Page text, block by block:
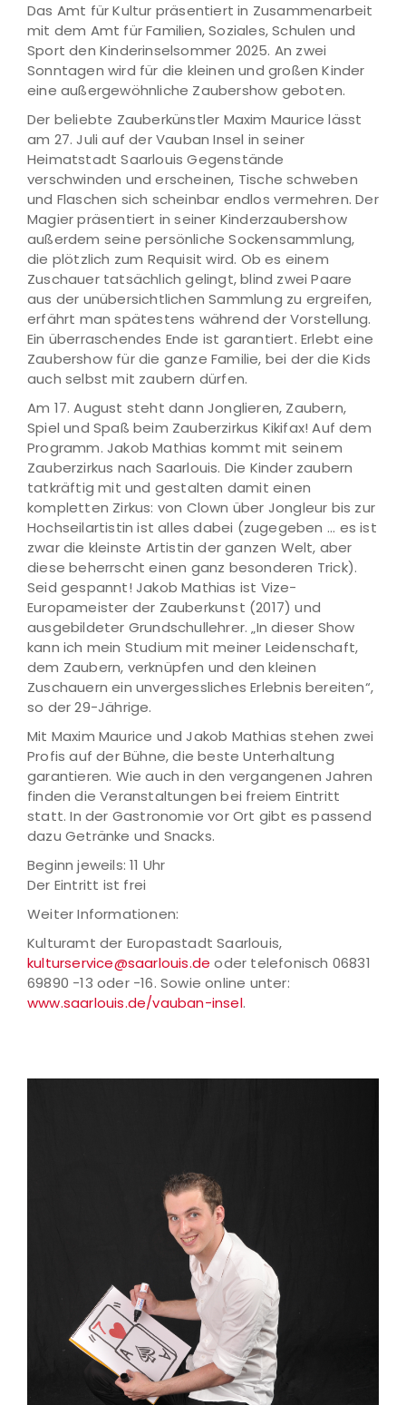
Das Amt für Kultur präsentiert in Zusammenarbeit
mit dem Amt für Familien, Soziales, Schulen und
Sport den Kinderinselsommer 2025. An zwei
Sonntagen wird für die kleinen und großen Kinder
eine außergewöhnliche Zaubershow geboten.
Der beliebte Zauberkünstler Maxim Maurice lässt
am 27. Juli auf der Vauban Insel in seiner
Heimatstadt Saarlouis Gegenstände
verschwinden und erscheinen, Tische schweben
und Flaschen sich scheinbar endlos vermehren. Der
Magier präsentiert in seiner Kinderzaubershow
außerdem seine persönliche Sockensammlung,
die plötzlich zum Requisit wird. Ob es einem
Zuschauer tatsächlich gelingt, blind zwei Paare
aus der unübersichtlichen Sammlung zu ergreifen,
erfährt man spätestens während der Vorstellung.
Ein überraschendes Ende ist garantiert. Erlebt eine
Zaubershow für die ganze Familie, bei der die Kids
auch selbst mit zaubern dürfen.
Am 17. August steht dann Jonglieren, Zaubern,
Spiel und Spaß beim Zauberzirkus Kikifax! Auf dem
Programm. Jakob Mathias kommt mit seinem
Zauberzirkus nach Saarlouis. Die Kinder zaubern
tatkräftig mit und gestalten damit einen
kompletten Zirkus: von Clown über Jongleur bis zur
Hochseilartistin ist alles dabei (zugegeben ... es ist
zwar die kleinste Artistin der ganzen Welt, aber
diese beherrscht einen ganz besonderen Trick).
Seid gespannt! Jakob Mathias ist Vize-
Europameister der Zauberkunst (2017) und
ausgebildeter Grundschullehrer. „In dieser Show
kann ich mein Studium mit meiner Leidenschaft,
dem Zaubern, verknüpfen und den kleinen
Zuschauern ein unvergessliches Erlebnis bereiten“,
so der 29-Jährige.
Mit Maxim Maurice und Jakob Mathias stehen zwei
Profis auf der Bühne, die beste Unterhaltung
garantieren. Wie auch in den vergangenen Jahren
finden die Veranstaltungen bei freiem Eintritt
statt. In der Gastronomie vor Ort gibt es passend
dazu Getränke und Snacks.
Beginn jeweils: 11 Uhr
Der Eintritt ist frei
Weiter Informationen:
Kulturamt der Europastadt Saarlouis,
kulturservice@saarlouis.de oder telefonisch 06831
69890 -13 oder -16. Sowie online unter:
www.saarlouis.de/vauban-insel.